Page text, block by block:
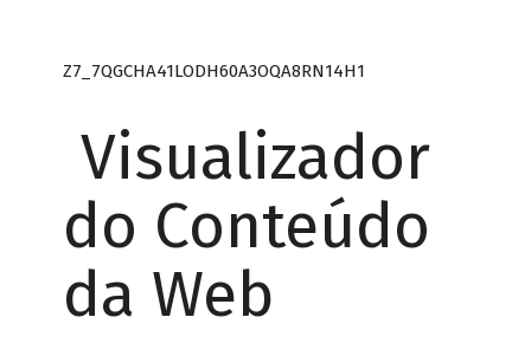
Z7_7QGCHA41LODH60A3OQA8RN14H1
Visualizador
do Conteúdo
da Web